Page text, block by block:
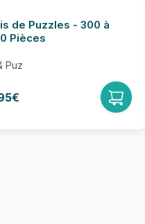
de Puzzles - 300 à
Pièces
Puz